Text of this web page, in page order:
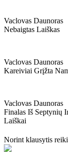
Vaclovas Daunoras
Nebaigtas Laiškas
Vaclovas Daunoras
Kareiviai Grįžta
Vaclovas Daunoras
Finalas Iš Septynių
Laiškai
Norint klausytis